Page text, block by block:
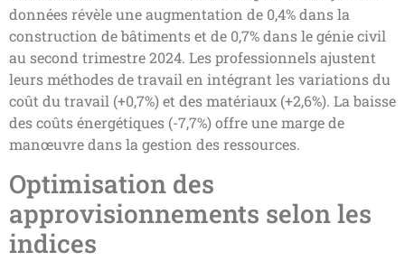
données révèle une augmentation de 0,4% dans la
construction de bâtiments et de 0,7% dans le génie civil
au second trimestre 2024. Les professionnels ajustent
leurs méthodes de travail en intégrant les variations du
coût du travail (+0,7%) et des matériaux (+2,6%). La baisse
des coûts énergétiques (-7,7%) offre une marge de
manœuvre dans la gestion des ressources.
Optimisation des
approvisionnements selon les
indices